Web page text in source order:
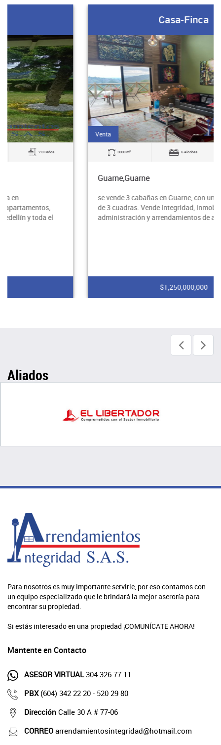
Venta
3000 m 6 Alcobas 3.0 Baños
se vende 3 cabañas en Guarne, con un área aproximada
de 3 cuadras. Vende Integridad, inmobiliaria experta en
administración y arrendamientos de apart
Aliados
Para nosotros es muy importante servirle, por eso contamos con
un equipo especializado que le brindará la mejor aseroría para
encontrar su propiedad.
Si estás interesado en una propiedad ¡COMUNÍCATE AHORA!
Mantente en Contacto
ASESOR VIRTUAL304 326 77 11
PBX (604) 342 22 20 - 520 29 80
Dirección Calle 30 A # 77-06
CORREO arrendamientosintegridad@hotmail.com